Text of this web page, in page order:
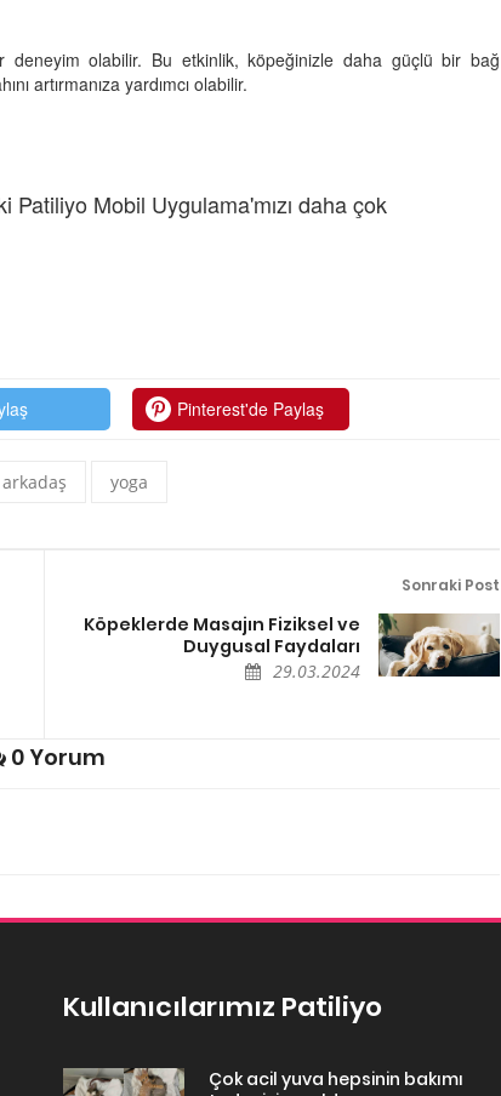
deneyim olabilir. Bu etkinlik, köpeğinizle daha güçlü bir bağ
artırmanıza yardımcı olabilir.
Mobil Uygulama'mızı daha çok
Pinterest'de Paylaş
arkadaş yoga
Sonraki Post
Köpeklerde Masajın Fiziksel ve
Duygusal Faydaları
29.03.2024
0 Yorum
Kullanıcılarımız Patiliyo
Çok acil yuva hepsinin bakımı